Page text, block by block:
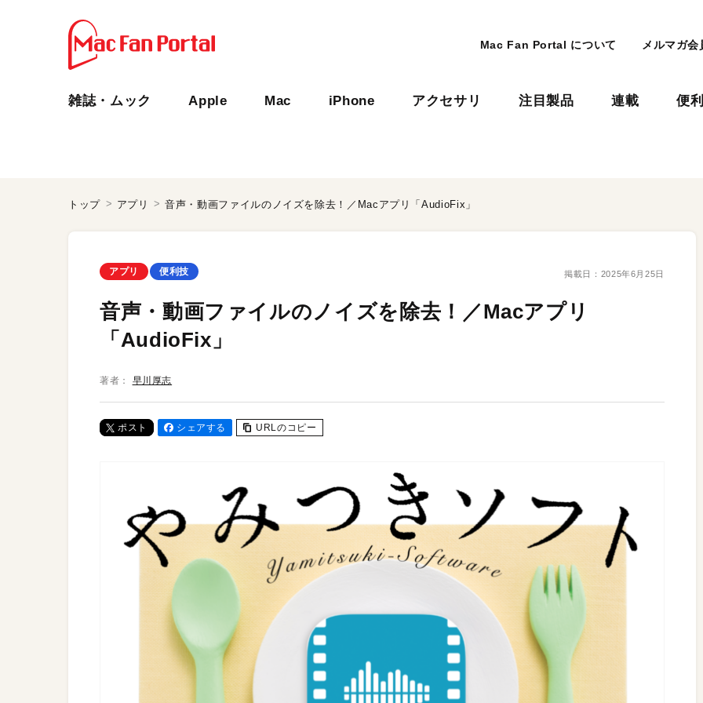
Mac Fan Portal について メルマガ会
雑誌・ムック Apple Mac iPhone アクセサリ 注目製品 連載 便
トップ アプリ 音声・動画ファイルのノイズを除去！／Macアプリ「AudioFix」
アプリ 便利技 掲載日： 2025年6月25日
音声・動画ファイルのノイズを除去！／Macアプリ
「AudioFix」
著者： 早川厚志
ポスト シェアする URLのコピー